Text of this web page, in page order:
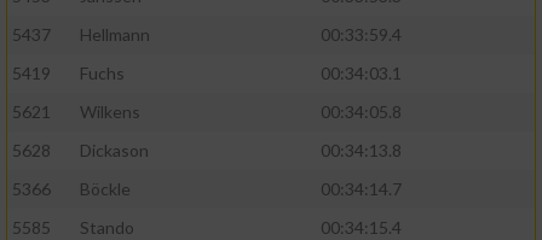
5437
Hellmann
00:33:59.4
5419
Fuchs
00:34:03.1
5621
Wilkens
00:34:05.8
5628
Dickason
00:34:13.8
5366
Böckle
00:34:14.7
5585
Stando
00:34:15.4